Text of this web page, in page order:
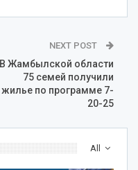
NEXT POST
В Жамбылской области
75 семей получили
жилье по программе 7-
20-25
All